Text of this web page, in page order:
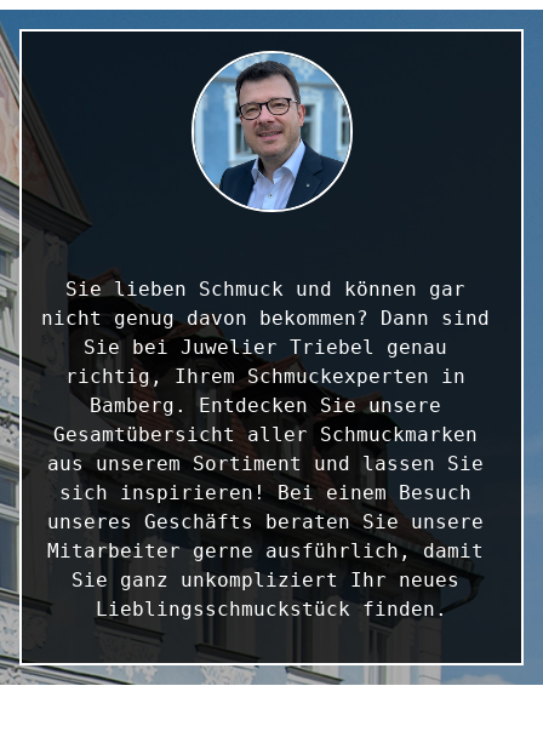
Sie lieben Schmuck und können gar
nicht genug davon bekommen? Dann sind
Sie bei Juwelier Triebel genau
richtig, Ihrem Schmuckexperten in
Bamberg. Entdecken Sie unsere
Gesamtübersicht aller Schmuckmarken
aus unserem Sortiment und lassen Sie
sich inspirieren! Bei einem Besuch
unseres Geschäfts beraten Sie unsere
Mitarbeiter gerne ausführlich, damit
Sie ganz unkompliziert Ihr neues
Lieblingsschmuckstück finden.